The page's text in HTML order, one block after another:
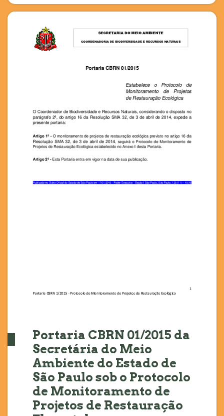
Portaria CBRN 01/2015 da
Secretária do Meio
Ambiente do Estado de
São Paulo sob o Protocolo
de Monitoramento de
Projetos de Restauração